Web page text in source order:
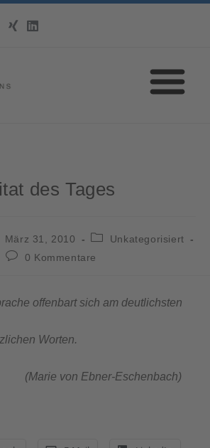
des Tages
März 31, 2010
Unkategorisiert
0 Kommentare
offenbart sich am deutlichsten
Worten.
Ebner-Eschenbach)